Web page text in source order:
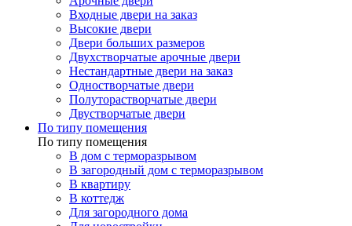
Входные двери на заказ
Высокие двери
Двери больших размеров
Двухстворчатые арочные двери
Нестандартные двери на заказ
Одностворчатые двери
Полуторастворчатые двери
Двустворчатые двери
По типу помещения
По типу помещения
В дом с терморазрывом
В загородный дом с терморазрывом
В квартиру
В коттедж
Для загородного дома